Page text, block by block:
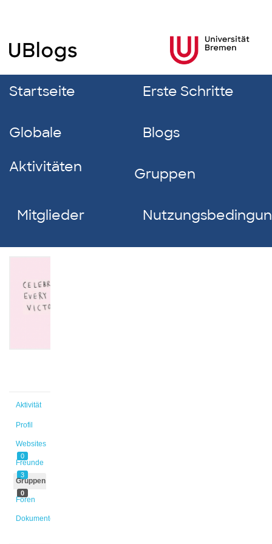
Startseite Erste Schritte
Globale
Aktivitäten
Blogs
Gruppen
Mitglieder
Aktivität
Profil
Websites
0
Freunde
3
Gruppen
0
Foren
Dokumente